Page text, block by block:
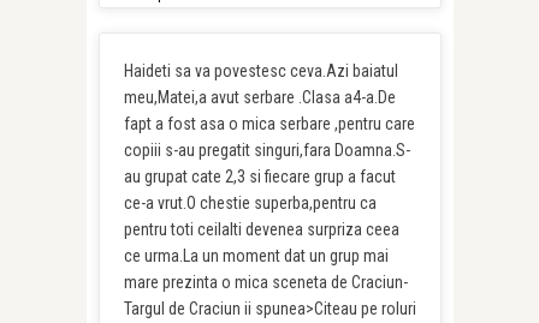
Haideti sa va povestesc ceva.Azi baiatul
meu,Matei,a avut serbare .Clasa a4-a.De
fapt a fost asa o mica serbare ,pentru care
copiii s-au pregatit singuri,fara Doamna.S-
au grupat cate 2,3 si fiecare grup a facut
ce-a vrut.O chestie superba,pentru ca
pentru toti ceilalti devenea surpriza ceea
ce urma.La un moment dat un grup mai
mare prezinta o mica sceneta de Craciun-
Targul de Craciun ii spunea>Citeau pe roluri